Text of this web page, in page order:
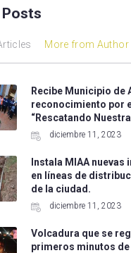
More from Author
Recibe Municipio de
reconocimiento por
“Rescatando
diciembre 11, 2023
Instala MIAA
en líneas de
de la ciudad.
diciembre 11, 2023
Volcadura que se
primeros minutos